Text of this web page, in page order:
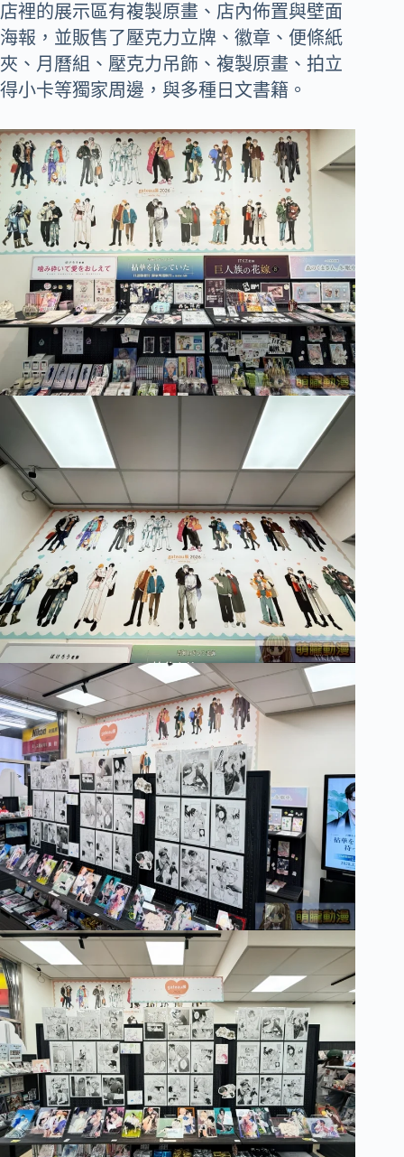
店裡的展示區有複製原畫、店內佈置與壁面
海報，並販售了壓克力立牌、徽章、便條紙
夾、月曆組、壓克力吊飾、複製原畫、拍立
得小卡等獨家周邊，與多種日文書籍。